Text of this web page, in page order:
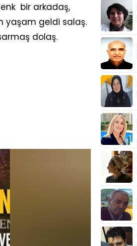
bir arkadaş,
yaşam geldi salaş.
dolaş.